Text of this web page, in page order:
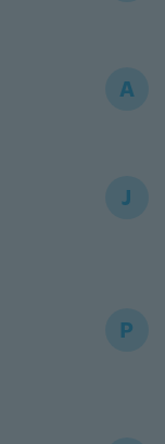
A
J
P